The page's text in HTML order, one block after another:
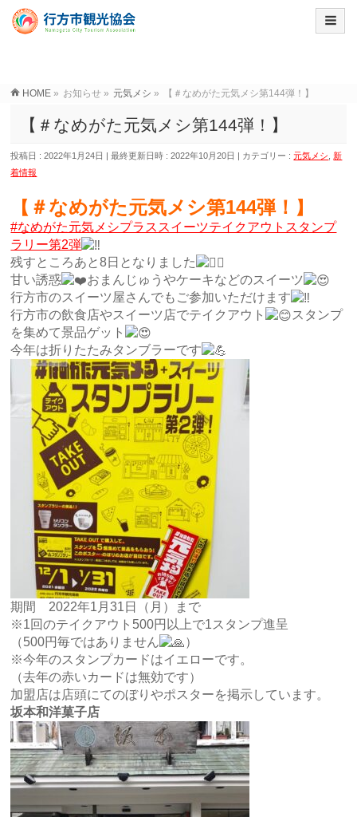
HOME » お知らせ » 元気メシ » 【＃なめがた元気メシ第144弾！】
【＃なめがた元気メシ第144弾！】
投稿日 : 2022年1月24日 最終更新日時 : 2022年10月20日 カテゴリー :元気メシ
新
着情報
【＃なめがた元気メシ第144弾！】
#なめがた元気メシプラススイーツテイクアウトスタンプ
ラリー第2弾
残すところあと8日となりました
甘い誘惑
おまんじゅうやケーキなどのスイーツ
行方市のスイーツ屋さんでもご参加いただけます
行方市の飲食店やスイーツ店でテイクアウト
スタンプ
を集めて景品ゲット
今年は折りたたみタンブラーです
期間 2022年1月31日（月）まで
※1回のテイクアウト500円以上で1スタンプ進呈
（500円毎ではありません
）
※今年のスタンプカードはイエローです。
（去年の赤いカードは無効です）
加盟店は店頭にてのぼりやポスターを掲示しています。
坂本和洋菓子店